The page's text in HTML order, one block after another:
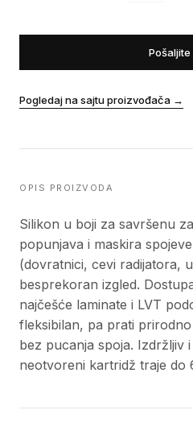
Pošaljite
Pogledaj na sajtu proizvođača →
OPIS PROIZVODA
Silikon u boji za savršenu
popunjava i maskira
(dovratnici, cevi radijatora,
besprekoran izgled.
najčešće laminate i LVT
fleksibilan, pa prati
bez pucanja spoja. Izdržljiv
neotvoreni kartridž traje do